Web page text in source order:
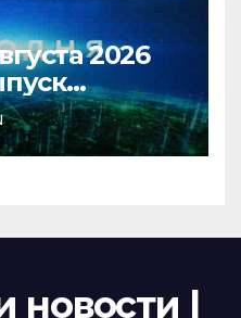
2026
НТВ
новости |